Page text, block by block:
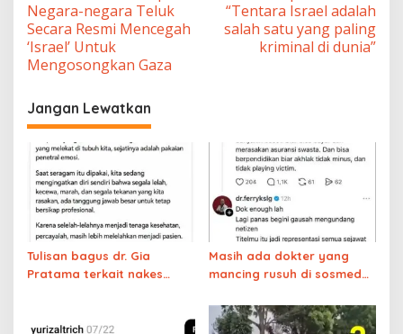
Negara-negara Teluk
Secara Resmi Mencegah
‘Israel’ Untuk
Mengosongkan Gaza
“Tentara Israel adalah
salah satu yang paling
kriminal di dunia”
Jangan Lewatkan
Tulisan bagus dr. Gia
Pratama terkait nakes
Masih ada dokter yang
mancing rusuh di sosmed
dokter